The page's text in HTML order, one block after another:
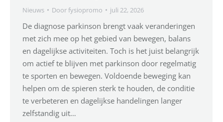
Nieuws Doorfysiopromo juli 22, 2026
De diagnose parkinson brengt vaak veranderingen
met zich mee op het gebied van bewegen, balans
en dagelijkse activiteiten. Toch is het juist belangrijk
om actief te blijven met parkinson door regelmatig
te sporten en bewegen. Voldoende beweging kan
helpen om de spieren sterk te houden, de conditie
te verbeteren en dagelijkse handelingen langer
zelfstandig uit…